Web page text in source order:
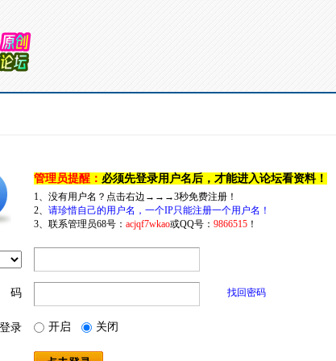
管理员提醒： 必须先登录用户名后，才能进入论坛看资料！
1、没有用户名？点击右边→→→3秒免费注册！
2、 请珍惜自己的用户名，一个IP只能注册一个用户名！
3、联系管理员68号： acjqf7wkao或QQ号： 9866515！
码 找回密码
录 开启 关闭